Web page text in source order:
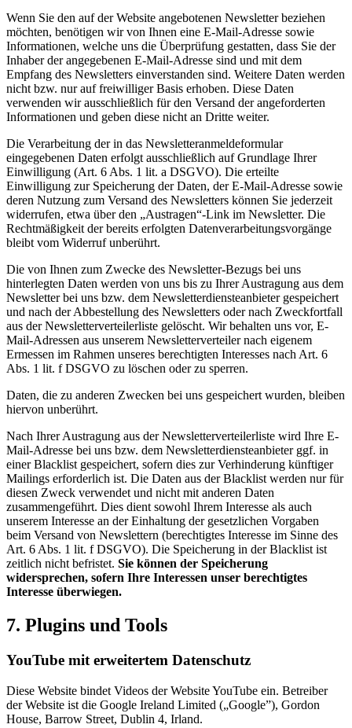
Wenn Sie den auf der Website angebotenen Newsletter beziehen
möchten, benötigen wir von Ihnen eine E-Mail-Adresse sowie
Informationen, welche uns die Überprüfung gestatten, dass Sie der
Inhaber der angegebenen E-Mail-Adresse sind und mit dem
Empfang des Newsletters einverstanden sind. Weitere Daten werden
nicht bzw. nur auf freiwilliger Basis erhoben. Diese Daten
verwenden wir ausschließlich für den Versand der angeforderten
Informationen und geben diese nicht an Dritte weiter.
Die Verarbeitung der in das Newsletteranmeldeformular
eingegebenen Daten erfolgt ausschließlich auf Grundlage Ihrer
Einwilligung (Art. 6 Abs. 1 lit. a DSGVO). Die erteilte
Einwilligung zur Speicherung der Daten, der E-Mail-Adresse sowie
deren Nutzung zum Versand des Newsletters können Sie jederzeit
widerrufen, etwa über den „Austragen“-Link im Newsletter. Die
Rechtmäßigkeit der bereits erfolgten Datenverarbeitungsvorgänge
bleibt vom Widerruf unberührt.
Die von Ihnen zum Zwecke des Newsletter-Bezugs bei uns
hinterlegten Daten werden von uns bis zu Ihrer Austragung aus dem
Newsletter bei uns bzw. dem Newsletterdiensteanbieter gespeichert
und nach der Abbestellung des Newsletters oder nach Zweckfortfall
aus der Newsletterverteilerliste gelöscht. Wir behalten uns vor, E-
Mail-Adressen aus unserem Newsletterverteiler nach eigenem
Ermessen im Rahmen unseres berechtigten Interesses nach Art. 6
Abs. 1 lit. f DSGVO zu löschen oder zu sperren.
Daten, die zu anderen Zwecken bei uns gespeichert wurden, bleiben
hiervon unberührt.
Nach Ihrer Austragung aus der Newsletterverteilerliste wird Ihre E-
Mail-Adresse bei uns bzw. dem Newsletterdiensteanbieter ggf. in
einer Blacklist gespeichert, sofern dies zur Verhinderung künftiger
Mailings erforderlich ist. Die Daten aus der Blacklist werden nur für
diesen Zweck verwendet und nicht mit anderen Daten
zusammengeführt. Dies dient sowohl Ihrem Interesse als auch
unserem Interesse an der Einhaltung der gesetzlichen Vorgaben
beim Versand von Newslettern (berechtigtes Interesse im Sinne des
Art. 6 Abs. 1 lit. f DSGVO). Die Speicherung in der Blacklist ist
zeitlich nicht befristet. Sie können der Speicherung
widersprechen, sofern Ihre Interessen unser berechtigtes
Interesse überwiegen.
7. Plugins und Tools
YouTube mit erweitertem Datenschutz
Diese Website bindet Videos der Website YouTube ein. Betreiber
der Website ist die Google Ireland Limited („Google”), Gordon
House, Barrow Street, Dublin 4, Irland.